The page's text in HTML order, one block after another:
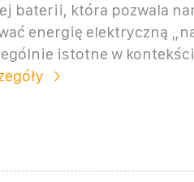
baterii, która pozwala
energię elektryczną
istotne w